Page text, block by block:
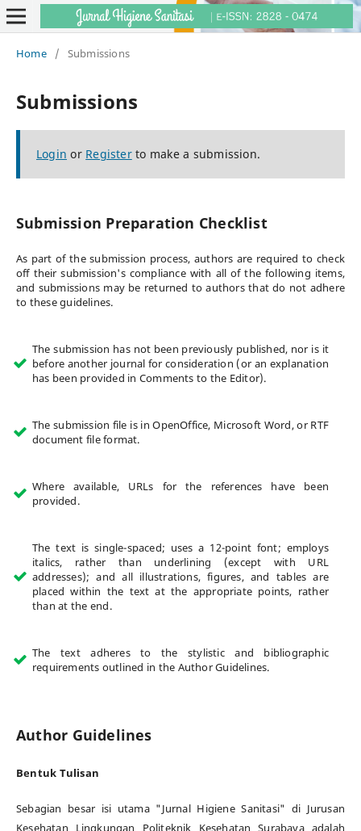
Home / Submissions
Submissions
Login or Registerto make a submission.
Submission Preparation Checklist
As part of the submission process, authors are required to check
off their submission's compliance with all of the following items,
and submissions may be returned to authors that do not adhere
to these guidelines.
The submission has not been previously published, nor is it
before another journal for consideration (or an explanation
has been provided in Comments to the Editor).
The submission file is in OpenOffice, Microsoft Word, or RTF
document file format.
Where available, URLs for the references have been
provided.
The text is single-spaced; uses a 12-point font; employs
italics, rather than underlining (except with URL
addresses); and all illustrations, figures, and tables are
placed within the text at the appropriate points, rather
than at the end.
The text adheres to the stylistic and bibliographic
requirements outlined in the Author Guidelines.
Author Guidelines
Bentuk Tulisan
Sebagian besar isi utama "Jurnal Higiene Sanitasi" di Jurusan
Kesehatan Lingkungan Politeknik Kesehatan Surabaya adalah